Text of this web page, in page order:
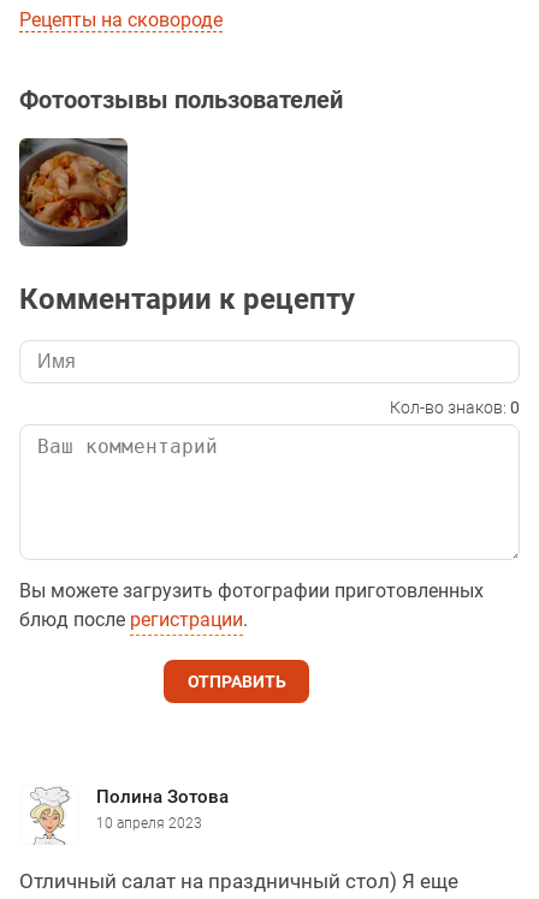
Рецепты на сковороде
Фотоотзывы пользователей
Комментарии к рецепту
Кол-во знаков: 0
Вы можете загрузить фотографии приготовленных
блюд после регистрации.
ОТПРАВИТЬ
Полина Зотова
10 апреля 2023
Отличный салат на праздничный стол) Я еще